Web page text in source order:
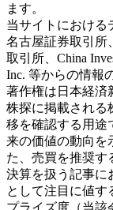
ます。
当サイトにおける
名古屋証券取引所
取引所、China
Inc. 等からの情報
著作権は日本経済
株探に掲載される
移を確認する用途
来の価値の動向を
た、売買を推奨す
決算を扱う記事に
として注目に値す
プライズ度（当該